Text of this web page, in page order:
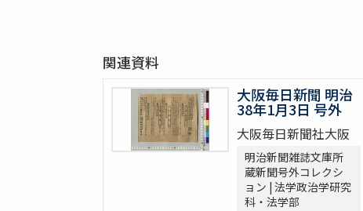
関連資料
大阪毎日新聞 明治
38年1月3日 号外
大阪毎日新聞社大阪
明治新聞雑誌文庫所
蔵新聞号外コレクシ
ョン | 法学政治学研究
科・法学部